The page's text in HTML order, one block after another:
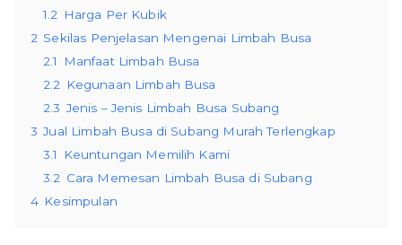
1.2
Harga Per Kubik
2 Sekilas Penjelasan Mengenai Limbah Busa
2.1
Manfaat Limbah Busa
2.2
Kegunaan Limbah Busa
2.3 Jenis – Jenis Limbah Busa Subang
3 Jual Limbah Busa di Subang Murah Terlengkap
3.1
Keuntungan Memilih Kami
3.2 Cara Memesan Limbah Busa di Subang
4 Kesimpulan